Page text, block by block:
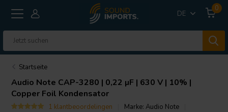
DE
0
Startseite
Audio Note CAP-3280 | 0,22 µF | 630 V | 10% |
Copper Foil Kondensator
1 klantbeoordelingen Marke:Audio Note